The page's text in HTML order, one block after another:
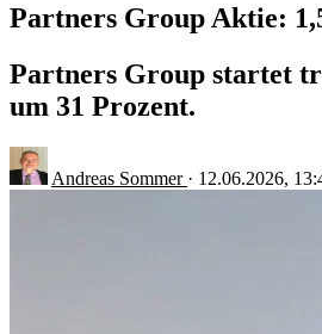
Partners Group Aktie:
Partners Group startet
um 31 Prozent.
Andreas Sommer · 12.06.2026,